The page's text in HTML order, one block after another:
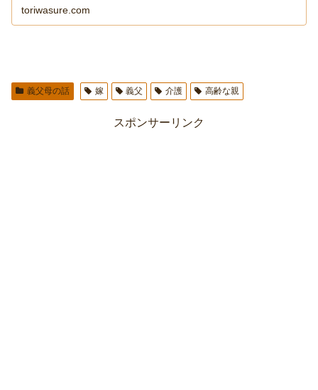
toriwasure.com
義父母の話 嫁 義父 介護 高齢な親
スポンサーリンク